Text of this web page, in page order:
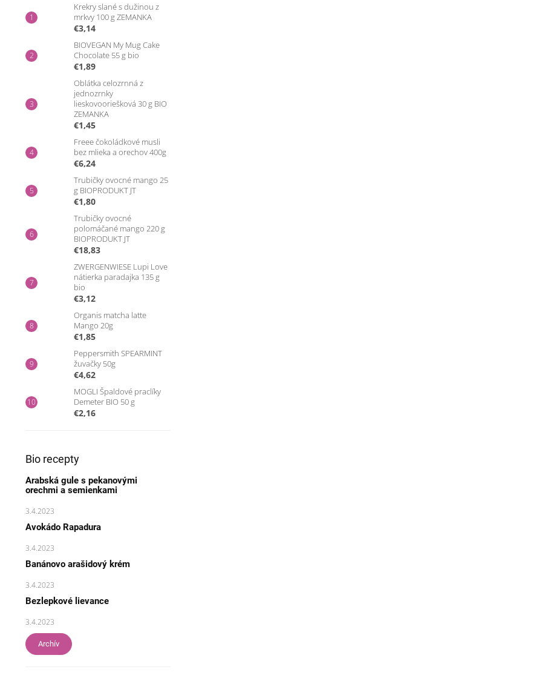
Krekry slané s dužinou z
mrkvy 100 g ZEMANKA
€3,14
BIOVEGAN My Mug Cake
Chocolate 55 g bio
€1,89
Oblátka celozrnná z
jednozrnky
lieskovooriešková 30 g BIO
ZEMANKA
€1,45
Freee čokoládkové musli
bez mlieka a orechov 400g
€6,24
Trubičky ovocné mango 25
g BIOPRODUKT JT
€1,80
Trubičky ovocné
polomáčané mango 220 g
BIOPRODUKT JT
€18,83
ZWERGENWIESE Lupi Love
nátierka paradajka 135 g
bio
€3,12
Organis matcha latte
Mango 20g
€1,85
Peppersmith SPEARMINT
žuvačky 50g
€4,62
MOGLI Špaldové praclíky
Demeter BIO 50 g
€2,16
Bio recepty
Arabská gule s pekanovými
orechmi a semienkami
3.4.2023
Avokádo Rapadura
3.4.2023
Banánovo arašidový krém
3.4.2023
Bezlepkové lievance
3.4.2023
Archív